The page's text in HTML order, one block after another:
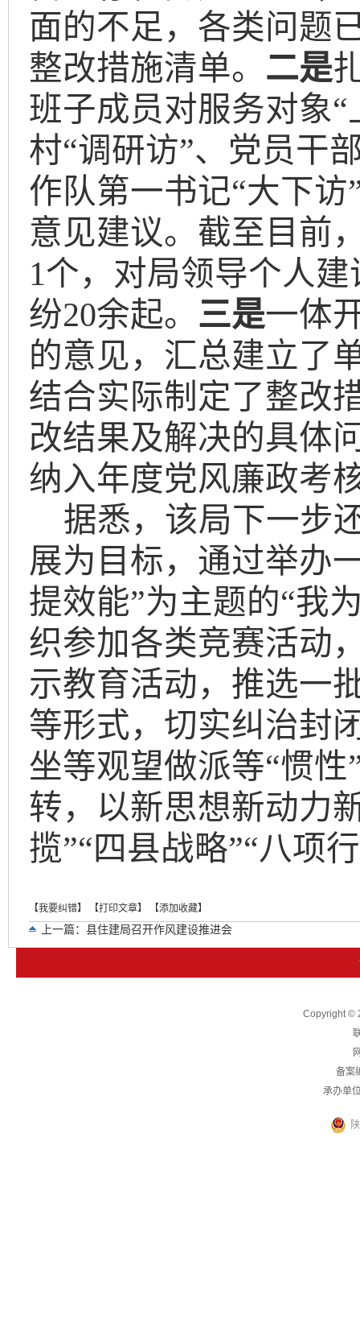
面的不足，各类问题
整改措施清单。 二是
班子成员对服务对象
村“调研访”、党员干
作队第一书记“大下
意见建议。截至目前
1个，对局领导个人
纷20余起。 三是一体
的意见，汇总建立了
结合实际制定了整改
改结果及解决的具体
纳入年度党风廉政考
据悉，该局下一步
展为目标，通过举办
提效能”为主题的“我
织参加各类竞赛活动
示教育活动，推选一
等形式，切实纠治封
坐等观望做派等“惯
转，以新思想新动力
揽”“四县战略”“八项
【我要纠错】 【打印文章】 【添加收藏】
上一篇： 县住建局召开作风建设推进会
Copyright ©
备案
承办单